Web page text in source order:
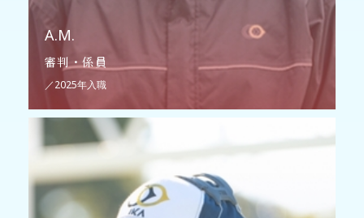
A.M.
審判・係員
／2025年入職